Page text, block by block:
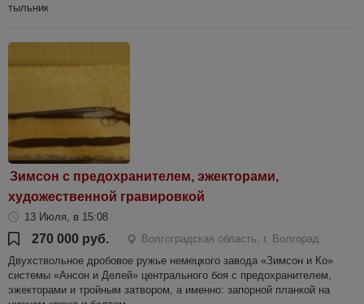
тыльник
Зимсон с предохранителем, эжекторами,
художественной гравировкой
13 Июля, в 15:08
270 000 руб.
Волгоградская область, г. Волгорад
Двухствольное дробовое ружье немецкого завода «Зимсон и Ко»
системы «Ансон и Делей» центрального боя с предохранителем,
эжекторами и тройным затвором, а именно: запорной планкой на